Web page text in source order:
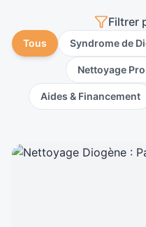
Filtrer
Tous Syndrome de
Nettoyage Pro
Aides & Financement